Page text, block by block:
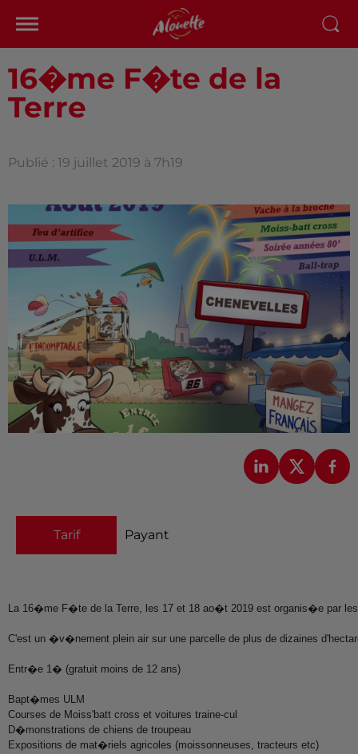
16�me F�te de la
Terre
Publié : 19 juillet 2019 à 7h19
Tarif Payant
La 16�me F�te de la Terre, les 17 et 18 ao�t 2019 est organis�e par
C'est un �v�nement plein air sur une parcelle de plus de dizaines
Entr�e 1� (gratuit moins de 12 ans)
Bapt�mes ULM
Courses de Moiss'batt cross et voitures traine-cul
D�monstrations de chiens de troupeau
Expositions de mat�riels agricoles (moissonneuses, tracteurs etc)